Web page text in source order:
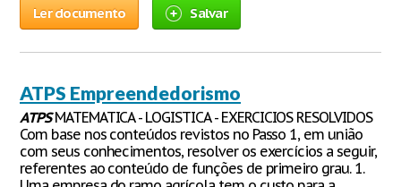
Ler documento Salvar
ATPS Empreendedorismo
ATPSMATEMATICA - LOGISTICA - EXERCICIOS RESOLVIDOS
Com base nos conteúdos revistos no Passo 1, em união
com seus conhecimentos, resolver os exercícios a seguir,
referentes ao conteúdo de funções de primeiro grau. 1.